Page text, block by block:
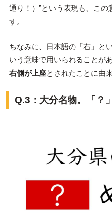
通り！）”という表現も、こ
す。
ちなみに、日本語の「右」と
いう意味で用いられることが
右側が上座とされたことに由
Q.3：大分名物。「？